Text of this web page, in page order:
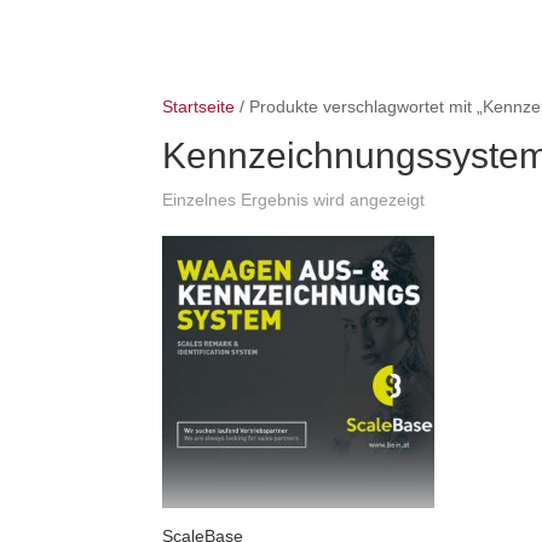
Startseite / Produkte verschlagwortet mit
Einzelnes Ergebnis wird angezeigt
ScaleBase